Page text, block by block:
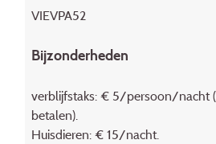
VIEVPA52
Bijzonderheden
verblijfstaks: € 5/persoon/nacht
betalen).
Huisdieren: € 15/nacht.